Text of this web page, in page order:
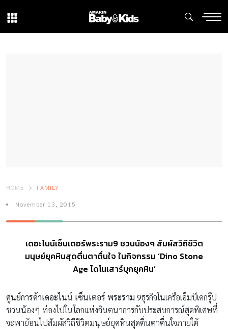
HOME FAMILY
November 13, 2015
เดอะไนน์เซ็นเตอร์พระราม9 ชวนน้องๆ สัมผัสวิถีชีวิต
มนุษย์ยุคหินสุดตื่นตาตื่นใจ ในกิจกรรม ‘Dino Stone
Age ไดโนเสาร์บุกยุคหิน’
ศูนย์การค้าเดอะไนน์ เซ็นเตอร์ พระราม 9ธุรกิจในเครือเอ็มบีเคกรุ๊ป
ชวนน้องๆ ท่องไปในโลกแห่งจินตนาการกับประสบการณ์สุดพิเศษที่
จะพาย้อนไปสัมผัสวิถีชีวิตมนุษย์ยุคหินสุดตื่นตาตื่นใจภายใต้